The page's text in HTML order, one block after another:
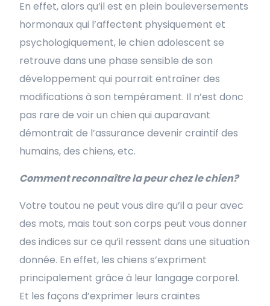
En effet, alors qu’il est en plein bouleversements
hormonaux qui l’affectent physiquement et
psychologiquement, le chien adolescent se
retrouve dans une phase sensible de son
développement qui pourrait entraîner des
modifications à son tempérament. Il n’est donc
pas rare de voir un chien qui auparavant
démontrait de l’assurance devenir craintif des
humains, des chiens, etc.
Comment reconnaître la peur chez le chien?
Votre toutou ne peut vous dire qu’il a peur avec
des mots, mais tout son corps peut vous donner
des indices sur ce qu’il ressent dans une situation
donnée. En effet, les chiens s’expriment
principalement grâce à leur langage corporel.
Et les façons d’exprimer leurs craintes